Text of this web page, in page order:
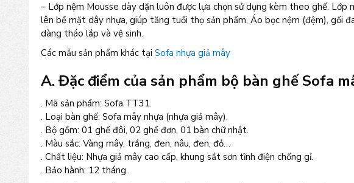
– Lớp nệm Mousse dày dặn luôn được lựa chọn sử dụng kèm theo ghế.
lên bề mặt dây nhựa, giúp tăng tuổi thọ sản phẩm, Áo bọc nệm (đệm), gối
dàng tháo lắp và vệ sinh.
Các mẫu sản phẩm khác tại Sofa nhựa giả mây
A. Đặc điểm của sản phẩm bộ bàn ghế Sofa
. Mã sản phẩm: Sofa TT31.
. Loại bàn ghế: Sofa mây nhựa (nhựa giả mây).
. Bộ gồm: 01 ghế đôi, 02 ghế đơn, 01 bàn chữ nhật.
. Màu sắc: Vàng mây, trắng, đen, nâu, đen, đỏ…
. Chất liệu: Nhựa giả mây cao cấp, khung sắt sơn tĩnh điện chống gỉ.
. Bảo hành: 12 tháng.